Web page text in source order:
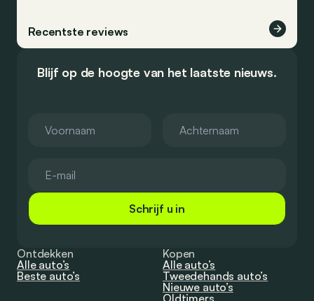
Recentste reviews
Blijf op de hoogte van het laatste nieuws.
Schrijf u in
Ontdekken
Alle auto’s
Beste auto’s
Kopen
Alle auto’s
Tweedehands auto’s
Nieuwe auto’s